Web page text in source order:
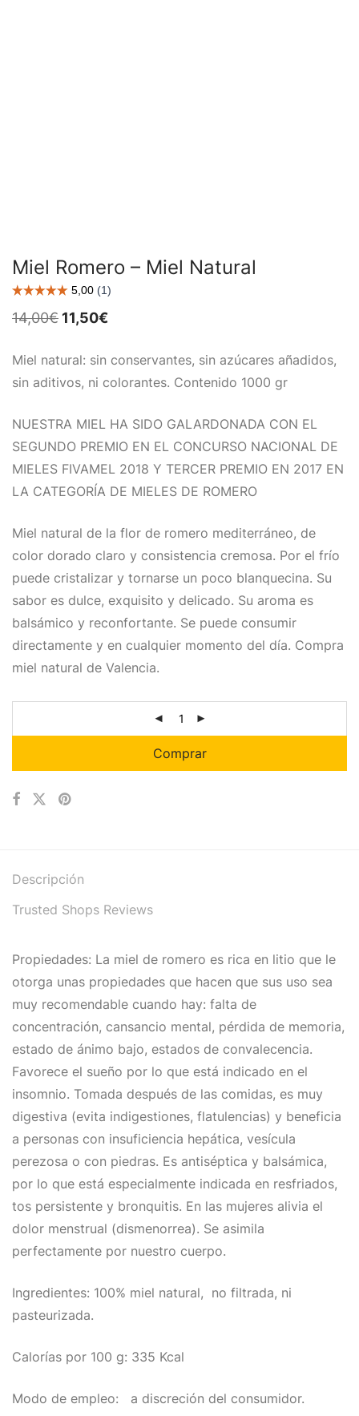
Miel Romero – Miel Natural
14,00€ El
precio
14,00€.
11,50€El
11,50€.
Miel natural: sin conservantes, sin azúcares añadidos,
sin aditivos, ni colorantes. Contenido 1000 gr
NUESTRA MIEL HA SIDO GALARDONADA CON EL
SEGUNDO PREMIO EN EL CONCURSO NACIONAL DE
MIELES FIVAMEL 2018 Y TERCER PREMIO EN 2017 EN
LA CATEGORÍA DE MIELES DE ROMERO
Miel natural de la flor de romero mediterráneo, de
color dorado claro y consistencia cremosa. Por el frío
puede cristalizar y tornarse un poco blanquecina. Su
sabor es dulce, exquisito y delicado. Su aroma es
balsámico y reconfortante. Se puede consumir
directamente y en cualquier momento del día. Compra
miel natural de Valencia.
Comprar
Descripción
Trusted Shops Reviews
Propiedades: La miel de romero es rica en litio que le
otorga unas propiedades que hacen que sus uso sea
muy recomendable cuando hay: falta de
concentración, cansancio mental, pérdida de memoria,
estado de ánimo bajo, estados de convalecencia.
Favorece el sueño por lo que está indicado en el
insomnio. Tomada después de las comidas, es muy
digestiva (evita indigestiones, flatulencias) y beneficia
a personas con insuficiencia hepática, vesícula
perezosa o con piedras. Es antiséptica y balsámica,
por lo que está especialmente indicada en resfriados,
tos persistente y bronquitis. En las mujeres alivia el
dolor menstrual (dismenorrea). Se asimila
perfectamente por nuestro cuerpo.
Ingredientes: 100% miel natural, no filtrada, ni
pasteurizada.
Calorías por 100 g: 335 Kcal
Modo de empleo: a discreción del consumidor.